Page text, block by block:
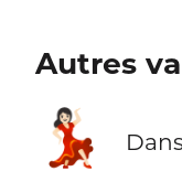
Autres
💃🏻